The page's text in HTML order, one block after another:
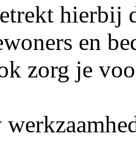
hierbij
en
zorg je